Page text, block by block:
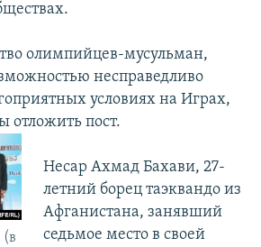
олимпийцев-мусульман,
несправедливо
условиях на Играх,
отложить пост.
(в
Несар Ахмад Бахави, 27-
летний борец таэквандо из
Афганистана, занявший
седьмое место в своей